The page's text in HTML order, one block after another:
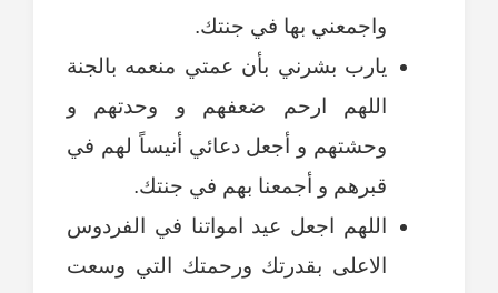
واجمعني بها في جنتك.
يارب بشرني بأن عمتي منعمه بالجنة
اللهم ارحم ضعفهم و وحدتهم و
وحشتهم و أجعل دعائي أنيساً لهم في
قبرهم و أجمعنا بهم في جنتك.
اللهم اجعل عيد امواتنا في الفردوس
الاعلى بقدرتك ورحمتك التي وسعت